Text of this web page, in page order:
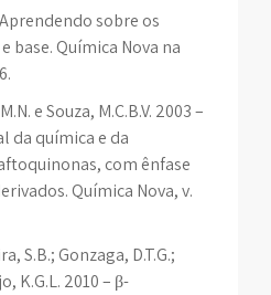
Aprendendo sobre os
base. Química Nova na
e Souza, M.C.B.V. 2003 –
da química e da
com ênfase
Química Nova, v.
S.B.; Gonzaga, D.T.G.;
K.G.L. 2010 – β-